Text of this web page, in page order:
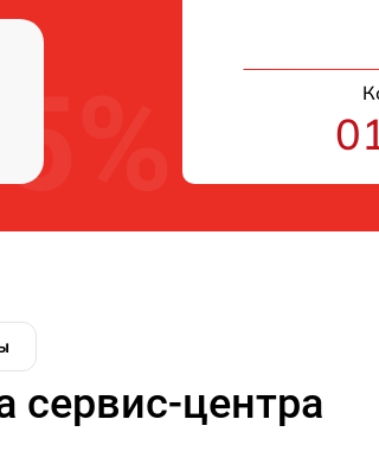
сервис-центра